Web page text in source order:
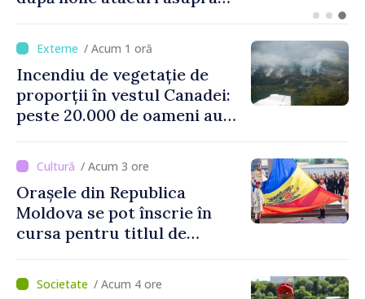
riscă amenzi de zeci de mii
de lei de lei/ Acum 1 oră
Incendiu de vegetație de
proporții în vestul Canadei:
peste 20.000 de oameni au
/ Acum 3 ore
Orașele din Republica
Moldova se pot înscrie în
cursa pentru titlul de
Culturii 2033”
/ Acum 4 ore